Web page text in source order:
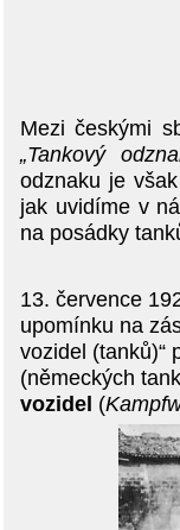
Mezi českými
„Tankový
odznaku je
jak uvidíme v
na posádky
13. července
upomínku na
vozidel (tanků)“
(německých
vozidel (